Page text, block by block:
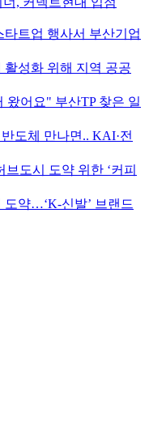
트업 행사서 부산기업
성화 위해 지역 공공
어요" 부산TP 찾은 일
도체 만나면.. KAI·전
도시 도약 위한 ‘커피
약…‘K-신발’ 브랜드